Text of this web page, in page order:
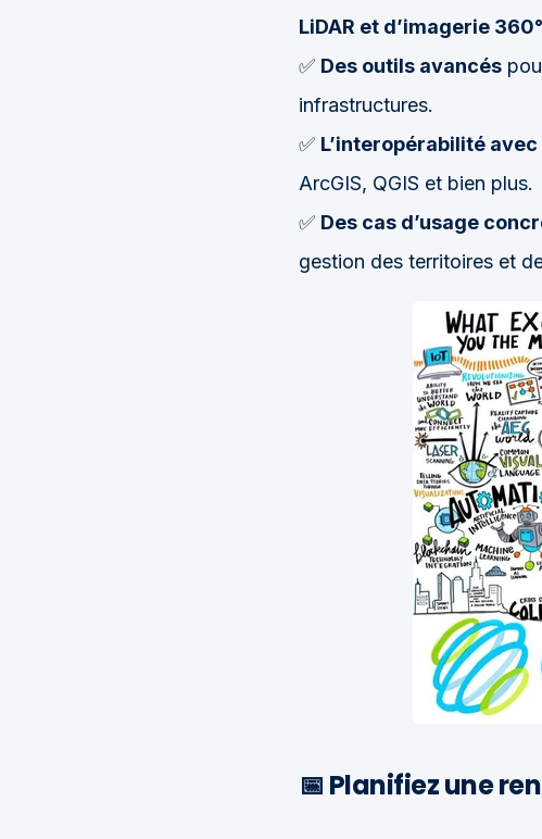
LiDAR et d’imagerie 360°
✅ Des outils avancés
infrastructures.
✅ L’interopérabilité
ArcGIS, QGIS et bien plus.
✅ Des cas d’usage
gestion des territoires et
📅 Planifiez une